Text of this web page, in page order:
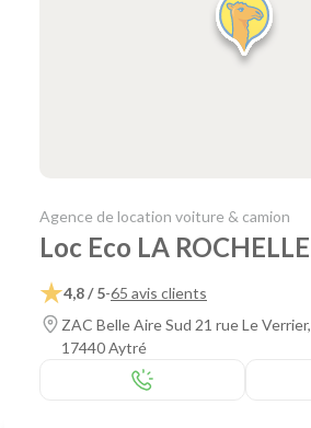
Agence de location voiture & camion
Loc Eco LA ROCHELLE
4,8 / 5-65 avis clients
ZAC Belle Aire Sud 21 rue Le Verrier,
17440 Aytré